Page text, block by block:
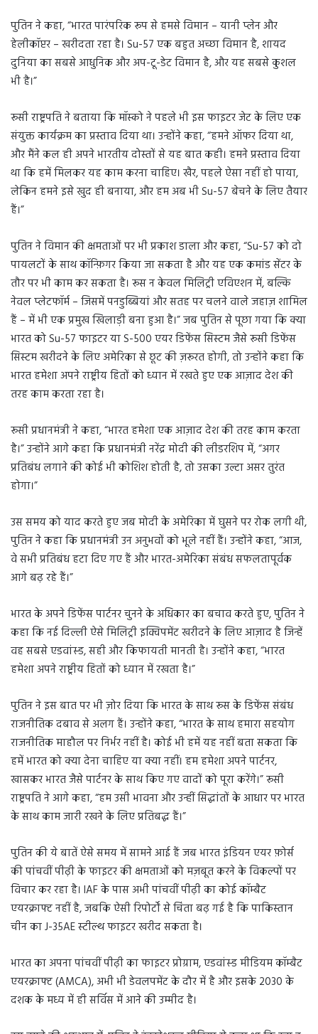
पुतिन ने कहा, “भारत पारंपरिक रूप से हमसे विमान – यानी प्लेन और
हेलीकॉप्टर – खरीदता रहा है। Su-57 एक बहुत अच्छा विमान है, शायद
दुनिया का सबसे आधुनिक और अप-टू-डेट विमान है, और यह सबसे कुशल
भी है।”
रूसी राष्ट्रपति ने बताया कि मॉस्को ने पहले भी इस फाइटर जेट के लिए एक
संयुक्त कार्यक्रम का प्रस्ताव दिया था। उन्होंने कहा, “हमने ऑफर दिया था,
और मैंने कल ही अपने भारतीय दोस्तों से यह बात कही। हमने प्रस्ताव दिया
था कि हमें मिलकर यह काम करना चाहिए। खैर, पहले ऐसा नहीं हो पाया,
लेकिन हमने इसे खुद ही बनाया, और हम अब भी Su-57 बेचने के लिए तैयार
हैं।”
पुतिन ने विमान की क्षमताओं पर भी प्रकाश डाला और कहा, “Su-57 को दो
पायलटों के साथ कॉन्फ़िगर किया जा सकता है और यह एक कमांड सेंटर के
तौर पर भी काम कर सकता है। रूस न केवल मिलिट्री एविएशन में, बल्कि
नेवल प्लेटफॉर्म – जिसमें पनडुब्बियां और सतह पर चलने वाले जहाज़ शामिल
हैं – में भी एक प्रमुख खिलाड़ी बना हुआ है।” जब पुतिन से पूछा गया कि क्या
भारत को Su-57 फाइटर या S-500 एयर डिफेंस सिस्टम जैसे रूसी डिफेंस
सिस्टम खरीदने के लिए अमेरिका से छूट की ज़रूरत होगी, तो उन्होंने कहा कि
भारत हमेशा अपने राष्ट्रीय हितों को ध्यान में रखते हुए एक आज़ाद देश की
तरह काम करता रहा है।
रूसी प्रधानमंत्री ने कहा, “भारत हमेशा एक आज़ाद देश की तरह काम करता
है।” उन्होंने आगे कहा कि प्रधानमंत्री नरेंद्र मोदी की लीडरशिप में, “अगर
प्रतिबंध लगाने की कोई भी कोशिश होती है, तो उसका उल्टा असर तुरंत
होगा।”
उस समय को याद करते हुए जब मोदी के अमेरिका में घुसने पर रोक लगी थी,
पुतिन ने कहा कि प्रधानमंत्री उन अनुभवों को भूले नहीं हैं। उन्होंने कहा, “आज,
वे सभी प्रतिबंध हटा दिए गए हैं और भारत-अमेरिका संबंध सफलतापूर्वक
आगे बढ़ रहे हैं।”
भारत के अपने डिफेंस पार्टनर चुनने के अधिकार का बचाव करते हुए, पुतिन ने
कहा कि नई दिल्ली ऐसे मिलिट्री इक्विपमेंट खरीदने के लिए आज़ाद है जिन्हें
वह सबसे एडवांस्ड, सही और किफायती मानती है। उन्होंने कहा, “भारत
हमेशा अपने राष्ट्रीय हितों को ध्यान में रखता है।”
पुतिन ने इस बात पर भी ज़ोर दिया कि भारत के साथ रूस के डिफेंस संबंध
राजनीतिक दबाव से अलग हैं। उन्होंने कहा, “भारत के साथ हमारा सहयोग
राजनीतिक माहौल पर निर्भर नहीं है। कोई भी हमें यह नहीं बता सकता कि
हमें भारत को क्या देना चाहिए या क्या नहीं। हम हमेशा अपने पार्टनर,
खासकर भारत जैसे पार्टनर के साथ किए गए वादों को पूरा करेंगे।” रूसी
राष्ट्रपति ने आगे कहा, “हम उसी भावना और उन्हीं सिद्धांतों के आधार पर भारत
के साथ काम जारी रखने के लिए प्रतिबद्ध हैं।”
पुतिन की ये बातें ऐसे समय में सामने आई हैं जब भारत इंडियन एयर फ़ोर्स
की पांचवीं पीढ़ी के फाइटर की क्षमताओं को मज़बूत करने के विकल्पों पर
विचार कर रहा है। IAF के पास अभी पांचवीं पीढ़ी का कोई कॉम्बैट
एयरक्राफ्ट नहीं है, जबकि ऐसी रिपोर्टों से चिंता बढ़ गई है कि पाकिस्तान
चीन का J-35AE स्टील्थ फाइटर खरीद सकता है।
भारत का अपना पांचवीं पीढ़ी का फाइटर प्रोग्राम, एडवांस्ड मीडियम कॉम्बैट
एयरक्राफ्ट (AMCA), अभी भी डेवलपमेंट के दौर में है और इसके 2030 के
दशक के मध्य में ही सर्विस में आने की उम्मीद है।